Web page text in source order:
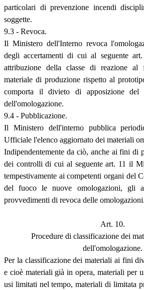
particolari di prevenzione incendi
soggette.
9.3 - Revoca.
Il Ministero dell'Interno revoca
degli accertamenti di cui al seguente
attribuzione della classe di reazione
materiale di produzione rispetto al
comporta il divieto di apposizione del
dell'omologazione.
9.4 - Pubblicazione.
Il Ministero dell'interno pubblica
Ufficiale l'elenco aggiornato dei materiali
Indipendentemente da ciò, anche ai fini di
dei controlli di cui al seguente art. 11 il
tempestivamente ai competenti organi del
del fuoco le nuove omologazioni, gli
provvedimenti di revoca delle omologazioni.
Art. 10.
Procedure di classificazione dei
dell'omologazione.
Per la classificazione dei materiali ai fini
e cioè materiali già in opera, materiali per
usi limitati nel tempo, materiali di limitata